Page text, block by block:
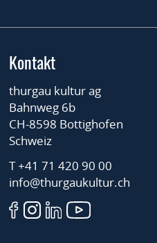
Kontakt
thurgau kultur ag
Bahnweg 6b
CH-8598 Bottighofen
Schweiz
T +41 71 420 90 00
info@thurgaukultur.ch